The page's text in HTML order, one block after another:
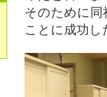
そのために同
ことに成功し